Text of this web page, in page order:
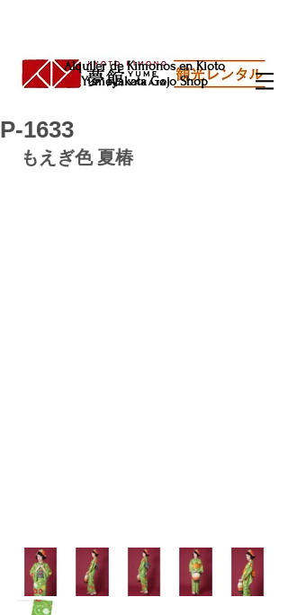
Alquiler de Kimonos en Kioto
Yumeyakata Gojo Shop
P-1633
もえぎ色 夏椿